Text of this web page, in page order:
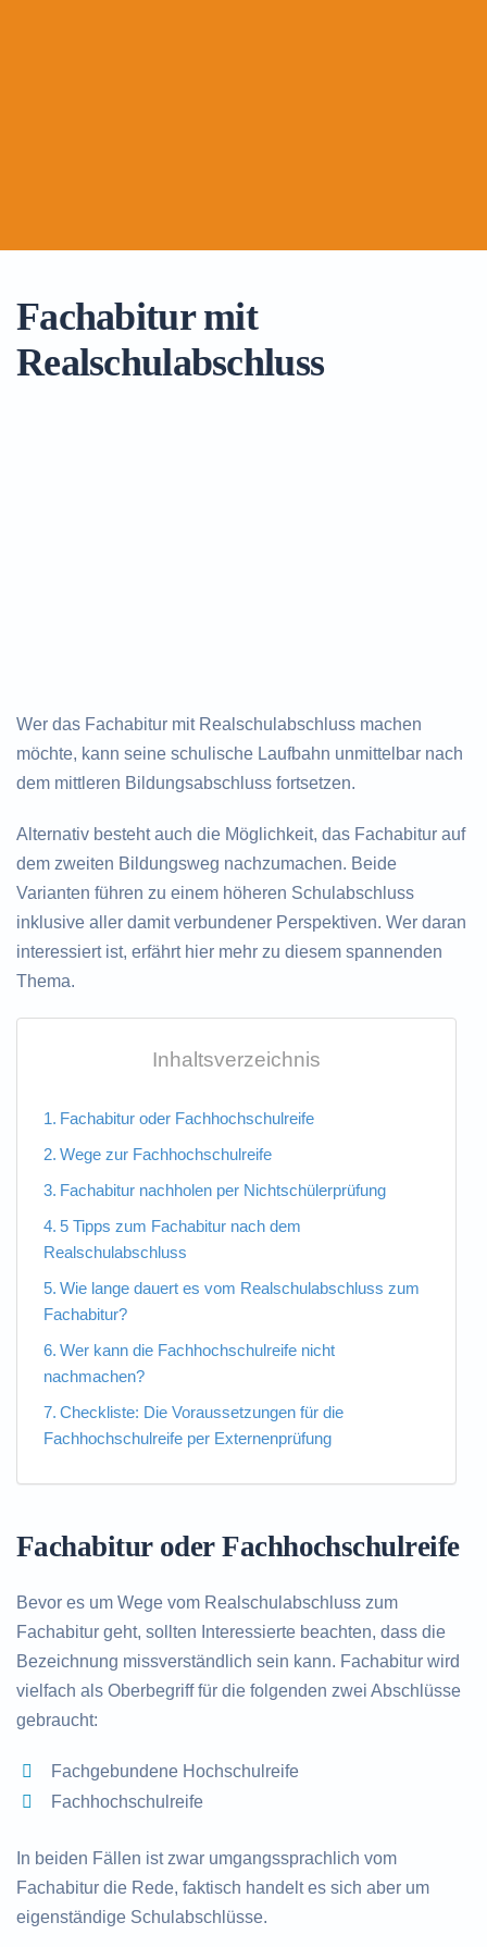
Fachabitur mit
Realschulabschluss
Wer das Fachabitur mit Realschulabschluss machen
möchte, kann seine schulische Laufbahn unmittelbar nach
dem mittleren Bildungsabschluss fortsetzen.
Alternativ besteht auch die Möglichkeit, das Fachabitur auf
dem zweiten Bildungsweg nachzumachen. Beide
Varianten führen zu einem höheren Schulabschluss
inklusive aller damit verbundener Perspektiven. Wer daran
interessiert ist, erfährt hier mehr zu diesem spannenden
Thema.
Inhaltsverzeichnis
Fachabitur oder Fachhochschulreife
Wege zur Fachhochschulreife
Fachabitur nachholen per Nichtschülerprüfung
5 Tipps zum Fachabitur nach dem
Realschulabschluss
Wie lange dauert es vom Realschulabschluss zum
Fachabitur?
Wer kann die Fachhochschulreife nicht
nachmachen?
Checkliste: Die Voraussetzungen für die
Fachhochschulreife per Externenprüfung
Fachabitur oder Fachhochschulreife
Bevor es um Wege vom Realschulabschluss zum
Fachabitur geht, sollten Interessierte beachten, dass die
Bezeichnung missverständlich sein kann. Fachabitur wird
vielfach als Oberbegriff für die folgenden zwei Abschlüsse
gebraucht:
Fachgebundene Hochschulreife
Fachhochschulreife
In beiden Fällen ist zwar umgangssprachlich vom
Fachabitur die Rede, faktisch handelt es sich aber um
eigenständige Schulabschlüsse.